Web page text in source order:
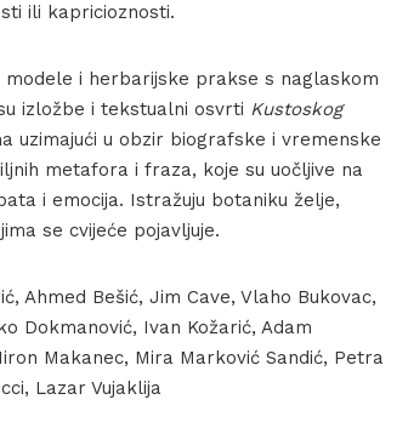
ili kapricioznosti.
i herbarijske prakse s naglaskom
izložbe i tekstualni osvrti Kustoskog
uzimajući u obzir biografske i vremenske
metafora i fraza, koje su uočljive na
i emocija. Istražuju botaniku želje,
se cvijeće pojavljuje.
Ahmed Bešić, Jim Cave, Vlaho Bukovac,
Dokmanović, Ivan Kožarić, Adam
Makanec, Mira Marković Sandić, Petra
Lazar Vujaklija
view